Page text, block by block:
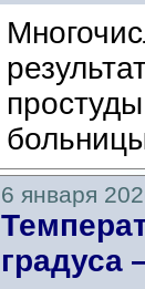
6 января